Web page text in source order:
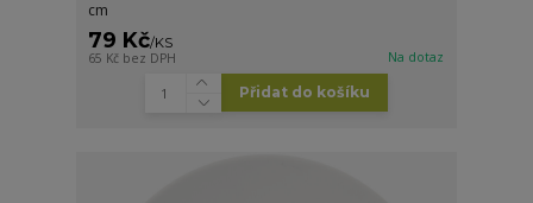
cm
79 Kč/KS
65 Kč bez DPH Na dotaz
Přidat do košíku